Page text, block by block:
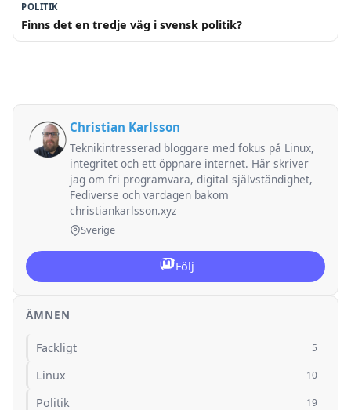
POLITIK
Finns det en tredje väg i svensk politik?
Christian Karlsson
Teknikintresserad bloggare med fokus på Linux,
integritet och ett öppnare internet. Här skriver
jag om fri programvara, digital självständighet,
Fediverse och vardagen bakom
christiankarlsson.xyz
Sverige
Följ
ÄMNEN
Fackligt 5
Linux 10
Politik 19